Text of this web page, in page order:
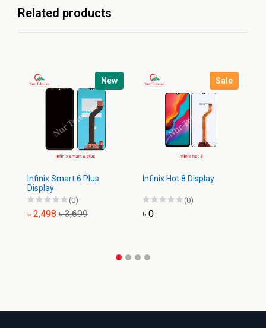
Related products
New
Infinix Smart 6 Plus
Display
(0)
৳ 2,498 ৳ 3,699
Sale
Infinix Hot 8 Display
(0)
৳ 0